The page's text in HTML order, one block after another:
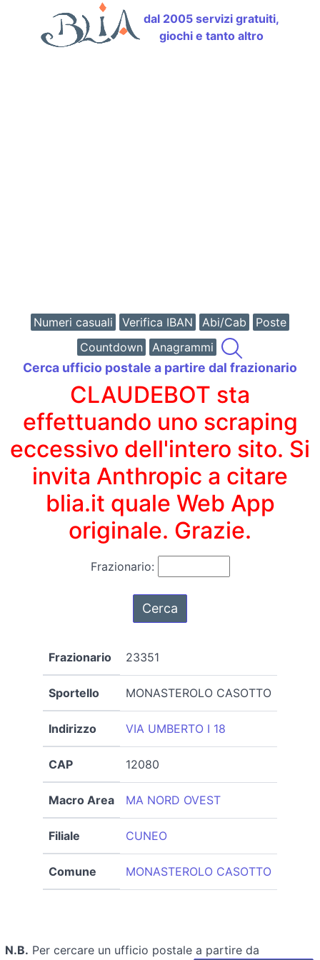
dal 2005 servizi gratuiti,
giochi e tanto altro
Numeri casuali Verifica IBAN Abi/Cab
Poste
Countdown
Anagrammi
Cerca ufficio postale a partire dal frazionario
CLAUDEBOT sta
effettuando uno scraping
eccessivo dell'intero sito. Si
invita Anthropic a citare
blia.it quale Web App
originale. Grazie.
Frazionario:
Frazionario 23351
Sportello MONASTEROLO CASOTTO
Indirizzo VIA UMBERTO I 18
CAP 12080
Macro Area MA NORD OVEST
Filiale CUNEO
Comune MONASTEROLO CASOTTO
N.B. Per cercare un ufficio postale a partire da